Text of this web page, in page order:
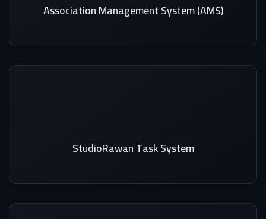
Association Management System (AMS)
StudioRawan Task System